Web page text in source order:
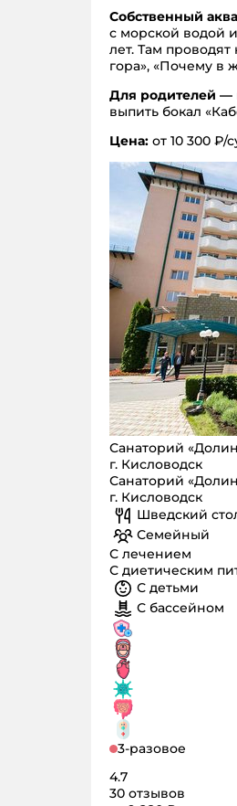
Собственный
с морской водой
лет. Там
гора», «Почему в
Для родителей —
выпить бокал
Цена: от 10 300 ₽/
Санаторий
г. Кисловодск
Санаторий
г. Кисловодск
Шведский
Семейный
С лечением
С диетическим
С детьми
С бассейном
3-разовое
4.7
30 отзывов